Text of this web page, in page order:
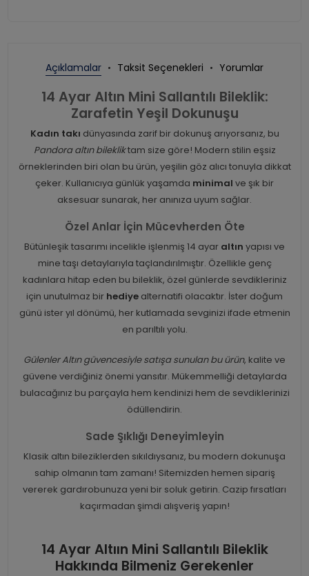
Açıklamalar Taksit Seçenekleri Yorumlar
14 Ayar Altın Mini Sallantılı Bileklik:
Zarafetin Yeşil Dokunuşu
Kadın takı dünyasında zarif bir dokunuş arıyorsanız, bu
Pandora altın bilekliktam size göre! Modern stilin eşsiz
örneklerinden biri olan bu ürün, yeşilin göz alıcı tonuyla dikkat
çeker. Kullanıcıya günlük yaşamda minimal ve şık bir
aksesuar sunarak, her anınıza uyum sağlar.
Özel Anlar İçin Mücevherden Öte
Bütünleşik tasarımı incelikle işlenmiş 14 ayar altın yapısı ve
mine taşı detaylarıyla taçlandırılmıştır. Özellikle genç
kadınlara hitap eden bu bileklik, özel günlerde sevdikleriniz
için unutulmaz bir hediye alternatifi olacaktır. İster doğum
günü ister yıl dönümü, her kutlamada sevginizi ifade etmenin
en parıltılı yolu.
Gülenler Altın güvencesiyle satışa sunulan bu ürün, kalite ve
güvene verdiğiniz önemi yansıtır. Mükemmelliği detaylarda
bulacağınız bu parçayla hem kendinizi hem de sevdiklerinizi
ödüllendirin.
Sade Şıklığı Deneyimleyin
Klasik altın bileziklerden sıkıldıysanız, bu modern dokunuşa
sahip olmanın tam zamanı! Sitemizden hemen sipariş
vererek gardırobunuza yeni bir soluk getirin. Cazip fırsatları
kaçırmadan şimdi alışveriş yapın!
14 Ayar Altıın Mini Sallantılı Bileklik
Hakkında Bilmeniz Gerekenler